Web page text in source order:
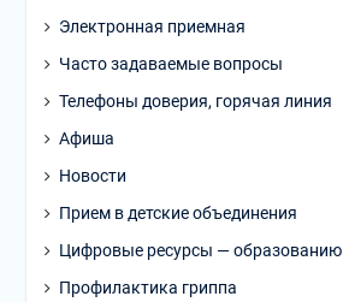
Электронная приемная
Часто задаваемые вопросы
Телефоны доверия, горячая линия
Афиша
Новости
Прием в детские объединения
Цифровые ресурсы — образованию
Профилактика гриппа